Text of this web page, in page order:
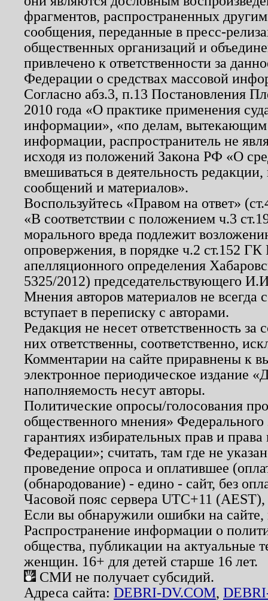
фрагментов, распространенных
сообщения, переданные в пресс-
общественных организаций и
привлечено к ответственности за
Федерации о средствах массовой
Согласно абз.3, п.13 Постановления
2010 года «О практике применения
информации», «по делам, вытекающим
информации, распространитель не
исходя из положений Закона РФ «О
вмешиваться в деятельность
сообщений и материалов».
Воспользуйтесь «Правом на ответ»
«В соответствии с положением ч.3
морального вреда подлежит
опровержения, в порядке ч.2 ст.152
апелляционного определения
5325/2012) председательствующего
Мнения авторов материалов не
вступает в переписку с авторами.
Редакция не несет ответственность
них ответственны, соответственно,
Комментарии на сайте приравнены к
электронное периодическое издание
наполняемость несут авторы.
Политические опросы/голосования
общественного мнения»
гарантиях избирательных прав и
Федерации»; считать, там где не
проведение опроса и оплатившее
(обнародование) - едино - сайт, без
Часовой пояс сервера UTC+11
Если вы обнаружили ошибки на
Распространение информации о
общества, публикации на актуальные
женщин. 16+ для детей старше 16 лет.
СМИ не получает субсидий.
Адреса сайта: DEBRI-DV.COM,